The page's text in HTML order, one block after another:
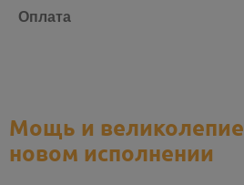
Оплата
Мощь и
новом исполнении